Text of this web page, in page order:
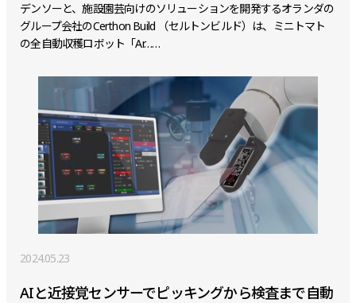
デンソーと、施設園芸向けのソリューションを開発するオランダの
グループ会社のCerthon Build （セルトンビルド）は、ミニトマト
の全自動収穫ロボット「Ar……
2024.05.23
AIと近接覚センサーでピッキングから検査まで自動